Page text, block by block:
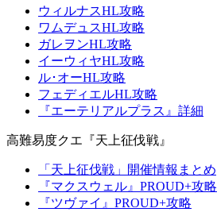
ウィルナスHL攻略
ワムデュスHL攻略
ガレヲンHL攻略
イーウィヤHL攻略
ル･オーHL攻略
フェディエルHL攻略
『エーテリアルプラス』詳細
高難易度クエ『天上征伐戦』
「天上征伐戦」開催情報まとめ
『マクスウェル』PROUD+攻略
『ツヴァイ』PROUD+攻略